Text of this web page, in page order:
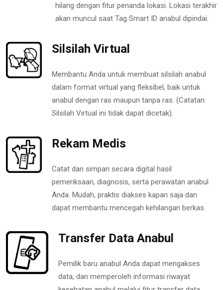
hilang dengan fitur penanda lokasi. Lokasi terakhir
akan muncul saat Tag Smart ID anabul dipindai.
Silsilah Virtual
Membantu Anda untuk membuat silsilah anabul
dalam format virtual yang fleksibel, baik untuk
anabul dengan ras maupun tanpa ras. (Catatan:
Silsilah Virtual ini tidak dapat dicetak).
Rekam Medis
Catat dan simpan secara digital hasil
pemeriksaan, diagnosis, serta perawatan anabul
Anda. Mudah, praktis diakses kapan saja dan
dapat membantu mencegah kehilangan berkas.
Transfer Data Anabul
Pemilik baru anabul Anda dapat mengakses
data, dan memperoleh informasi riwayat